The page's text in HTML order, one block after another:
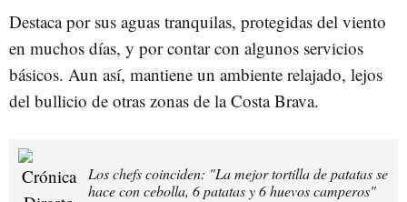
Destaca por sus aguas tranquilas, protegidas del viento
en muchos días, y por contar con algunos servicios
básicos. Aun así, mantiene un ambiente relajado, lejos
del bullicio de otras zonas de la Costa Brava.
Los chefs coinciden: "La mejor tortilla de patatas se
hace con cebolla, 6 patatas y 6 huevos camperos"